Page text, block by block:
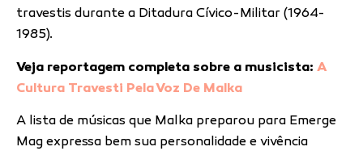
travestis durante a Ditadura Cívico-Militar (1964-
1985).
Veja reportagem completa sobre a musicista: A
Cultura Travesti Pela Voz De Malka
A lista de músicas que Malka preparou para Emerge
Mag expressa bem sua personalidade e vivência